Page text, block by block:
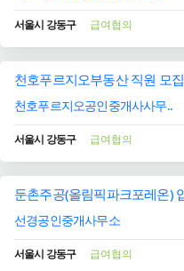
서울시 강동구 급여협의
천호푸르지오부동산 직원 모
천호푸르지오공인중개사사무..
서울시 강동구 급여협의
둔촌주공(올림픽파크포레온)
선경공인중개사무소
서울시 강동구 급여협의